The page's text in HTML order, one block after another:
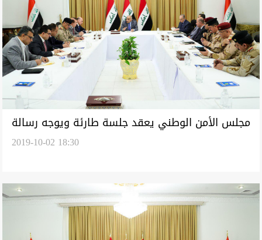
مجلس الأمن الوطني يعقد جلسة طارئة ويوجه رسالة
2019-10-02 18:30